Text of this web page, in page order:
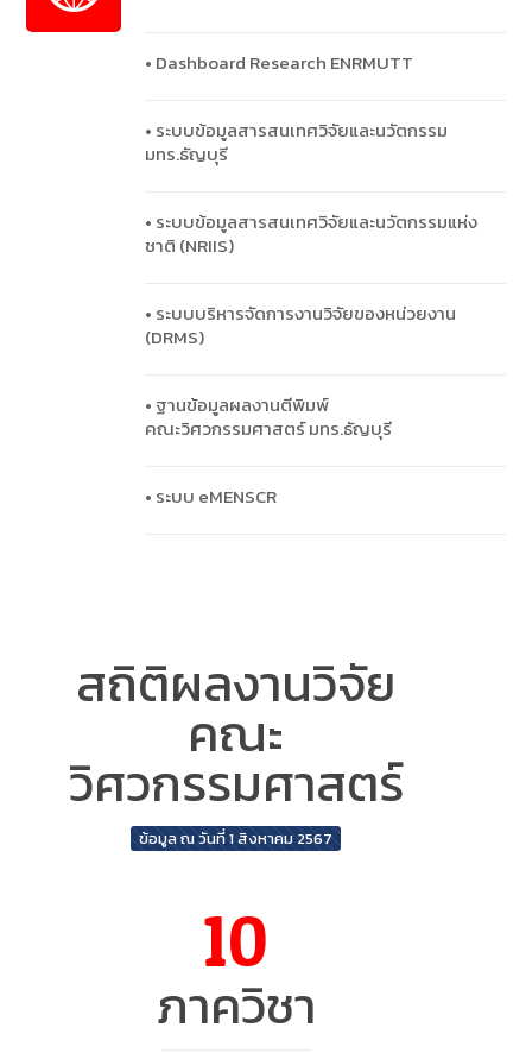
• Dashboard Research ENRMUTT
• ระบบข้อมูลสารสนเทศวิจัยและนวัตกรรม
มทร.ธัญบุรี
• ระบบข้อมูลสารสนเทศวิจัยและนวัตกรรมแห่ง
ชาติ (NRIIS)
• ระบบบริหารจัดการงานวิจัยของหน่วยงาน
(DRMS)
• ฐานข้อมูลผลงานตีพิมพ์
คณะวิศวกรรมศาสตร์ มทร.ธัญบุรี
• ระบบ eMENSCR
สถิติผลงานวิจัย
คณะ
วิศวกรรมศาสตร์
ข้อมูล ณ วันที่ 1 สิงหาคม 2567
10
ภาควิชา